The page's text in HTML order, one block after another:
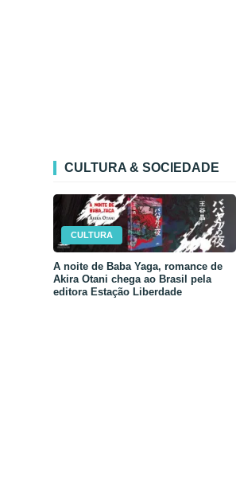
CULTURA & SOCIEDADE
CULTURA
A noite de Baba Yaga, romance de
Akira Otani chega ao Brasil pela
editora Estação Liberdade